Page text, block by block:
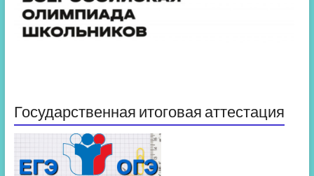
Государственная итоговая аттестация